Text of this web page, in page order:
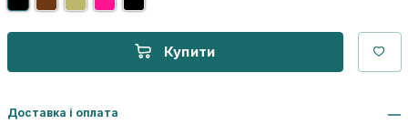
Купити
Доставка і оплата